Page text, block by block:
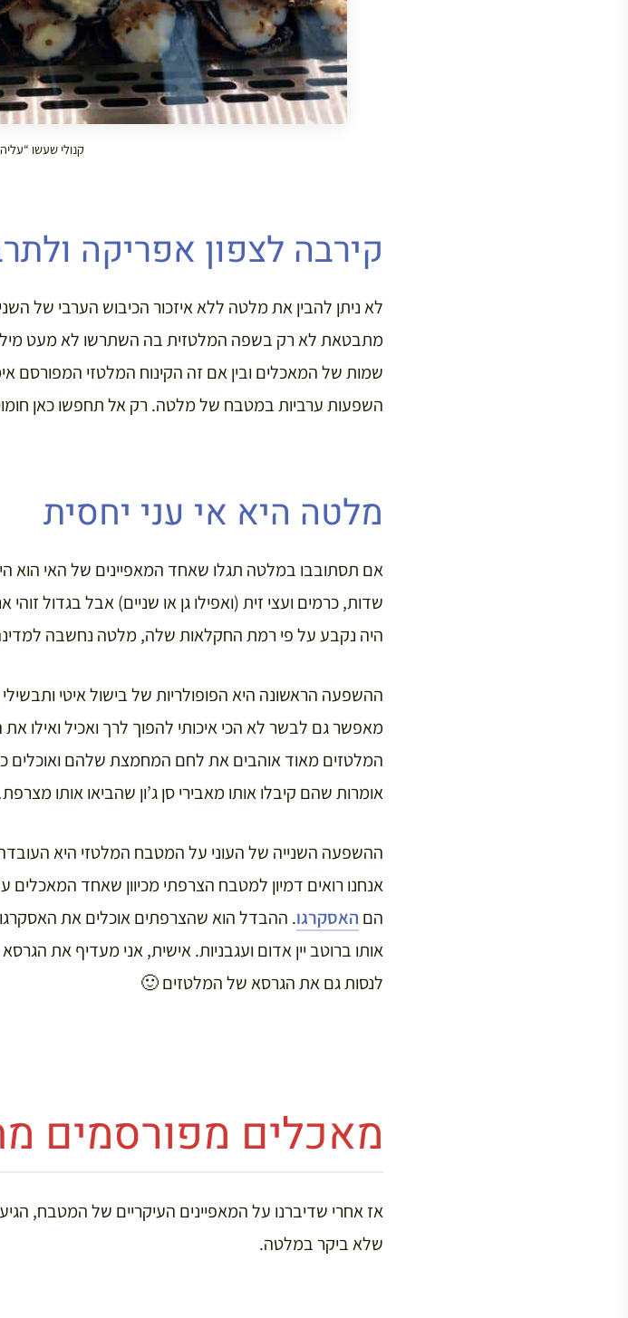
קנולי שעשו
קירבה לצפון אפריקה
מתבטאת לא רק בשפה המלטזית בה השתרשו לא מעט
שמות של המאכלים ובין אם זה הקינוח המלטזי
השפעות ערביות במטבח של מלטה. רק אל תחפשו כאן
מלטה היא אי עני יחסית
אם תסתובבו במלטה תגלו שאחד המאפיינים של האי הוא
שדות, כרמים ועצי זית (ואפילו גן או שניים) אבל בגדול
היה נקבע על פי רמת החקלאות שלה, מלטה נחשבה
ההשפעה הראשונה היא הפופולריות של בישול איטי
מאפשר גם לבשר לא הכי איכותי להפוך לרך ואכיל ואילו
המלטזים מאוד אוהבים את לחם המחמצת שלהם ואוכלים
אומרות שהם קיבלו אותו מאבירי סן ג’ון שהביאו אותו
ההשפעה השנייה של העוני על המטבח המלטזי היא
הם האסקרגו. ההבדל הוא שהצרפתים אוכלים את האסקרגו
אותו ברוטב יין אדום ועגבניות. אישית, אני מעדיף את
לנסות גם את הגרסא של המלטזים 🙂
מאכלים מפורסמים
אז אחרי שדיברנו על המאפיינים העיקריים של המטבח,
שלא ביקר במלטה.